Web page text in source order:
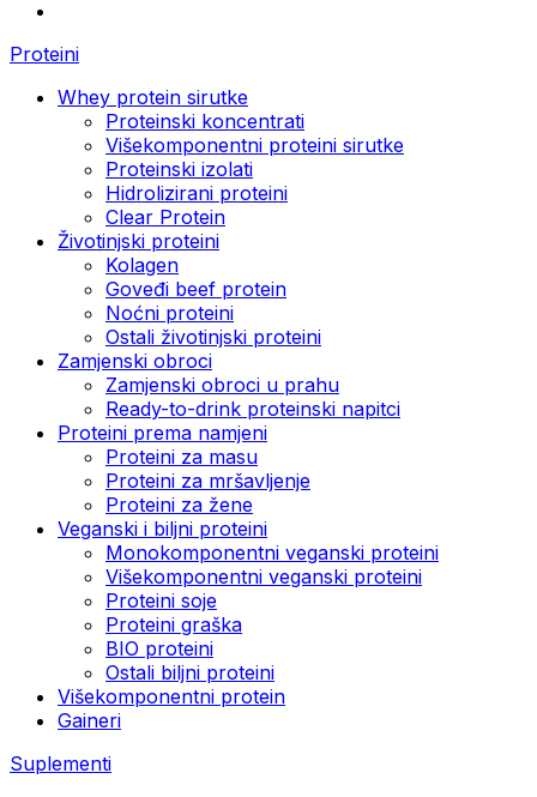
Proteini
Whey protein sirutke
Proteinski koncentrati
Višekomponentni proteini sirutke
Proteinski izolati
Hidrolizirani proteini
Clear Protein
Životinjski proteini
Kolagen
Goveđi beef protein
Noćni proteini
Ostali životinjski proteini
Zamjenski obroci
Zamjenski obroci u prahu
Ready-to-drink proteinski napitci
Proteini prema namjeni
Proteini za masu
Proteini za mršavljenje
Proteini za žene
Veganski i biljni proteini
Monokomponentni veganski proteini
Višekomponentni veganski proteini
Proteini soje
Proteini graška
BIO proteini
Ostali biljni proteini
Višekomponentni protein
Gaineri
Suplementi